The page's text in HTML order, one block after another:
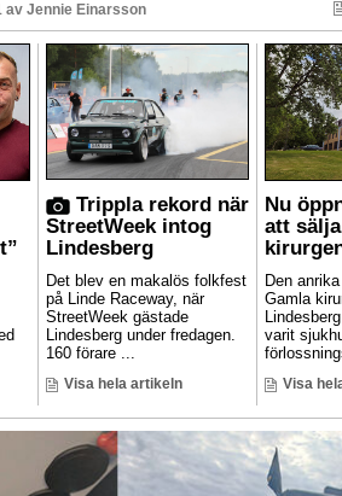
av Jennie Einarsson
Trippla rekord när
StreetWeek intog
Lindesberg
Det blev en makalös folkfest
på Linde Raceway, när
StreetWeek gästade
Lindesberg under fredagen.
160 förare ...
Visa hela artikeln
Nu
att
Den
Gamla
varit
Visa